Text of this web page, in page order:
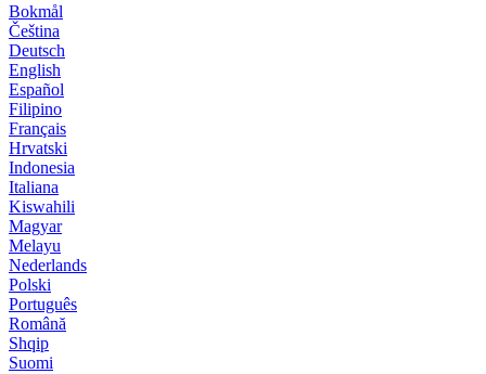
Bokmål
Čeština
Deutsch
English
Español
Filipino
Français
Hrvatski
Indonesia
Italiana
Kiswahili
Magyar
Melayu
Nederlands
Polski
Português
Română
Shqip
Suomi